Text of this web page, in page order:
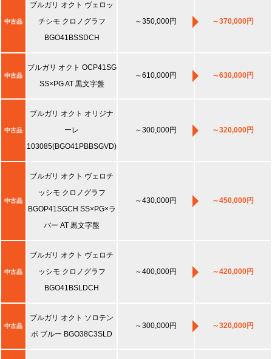
中古品
ブルガリ オクト ヴェロッ
チシモ クロノグラフ
BGO41BSSDCH
～350,000円 ～370,000円
中古品
ブルガリ オクト OCP41SG
SS×PG AT 黒文字盤
～610,000円 ～630,000円
中古品
ブルガリ オクト オリジナ
ーレ
103085(BGO41PBBSGVD)
～300,000円 ～320,000円
中古品
ブルガリ オクト ヴェロチ
ッシモ クロノグラフ
BGOP41SGCH SS×PG×ラ
バー AT 黒文字盤
～430,000円 ～450,000円
中古品
ブルガリ オクト ヴェロチ
ッシモ クロノグラフ
BGO41BSLDCH
～400,000円 ～420,000円
中古品
ブルガリ オクト ソロテン
ポ ブルー BGO38C3SLD
～300,000円 ～320,000円